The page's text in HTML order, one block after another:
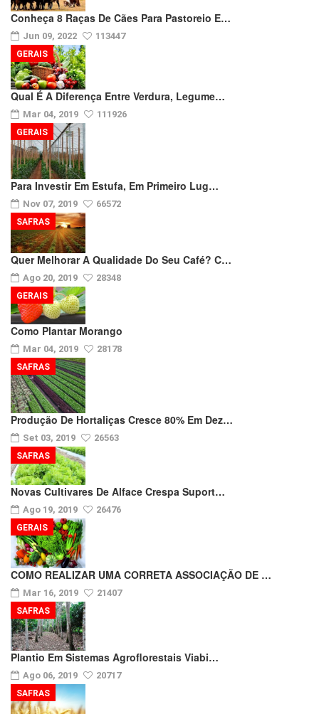
Conheça 8 Raças De Cães Para Pastoreio E…
Jun 09, 2022 113447
Qual É A Diferença Entre Verdura, Legume…
Mar 04, 2019 111926
GERAIS
Para Investir Em Estufa, Em Primeiro Lug…
Nov 07, 2019 66572
GERAIS
Quer Melhorar A Qualidade Do Seu Café? C…
Ago 20, 2019 28348
SAFRAS
Como Plantar Morango
Mar 04, 2019 28178
GERAIS
Produção De Hortaliças Cresce 80% Em Dez…
Set 03, 2019 26563
SAFRAS
Novas Cultivares De Alface Crespa Suport…
Ago 19, 2019 26476
SAFRAS
COMO REALIZAR UMA CORRETA ASSOCIAÇÃO DE …
Mar 16, 2019 21407
GERAIS
Plantio Em Sistemas Agroflorestais Viabi…
Ago 06, 2019 20717
SAFRAS
SAFRAS